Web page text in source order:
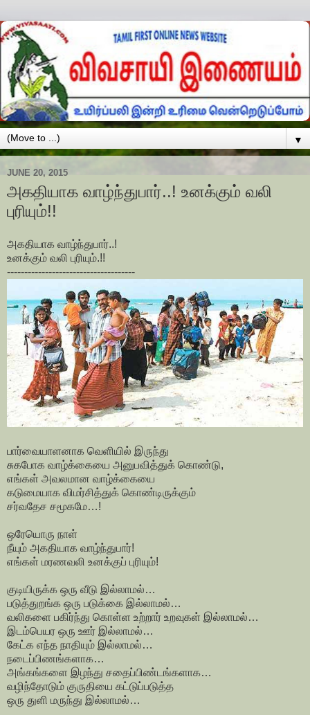
▼
JUNE 20, 2015
அகதியாக வாழ்ந்துபார்..! உனக்கும் வலி
புரியும்!!
அகதியாக வாழ்ந்துபார்..!
உனக்கும் வலி புரியும்.!!
-------------------------------------
பார்வையாளனாக வெளியில் இருந்து
சுகபோக வாழ்க்கையை அனுபவித்துக் கொண்டு,
எங்கள் அவலமான வாழ்க்கையை
கடுமையாக விமர்சித்துக் கொண்டிருக்கும்
சர்வதேச சமூகமே…!
ஒரேயொரு நாள்
நீயும் அகதியாக வாழ்ந்துபார்!
எங்கள் மரணவலி உனக்குப் புரியும்!
குடியிருக்க ஒரு வீடு இல்லாமல்…
படுத்துறங்க ஒரு படுக்கை இல்லாமல்…
வலிகளை பகிர்ந்து கொள்ள உற்றார் உறவுகள் இல்லாமல்…
இடம்பெயர ஒரு ஊர் இல்லாமல்…
கேட்க எந்த நாதியும் இல்லாமல்…
நடைப்பிணங்களாக…
அங்கங்களை இழந்து சதைப்பிண்டங்களாக…
வழிந்தோடும் குருதியை கட்டுப்படுத்த
ஒரு துளி மருந்து இல்லாமல்…